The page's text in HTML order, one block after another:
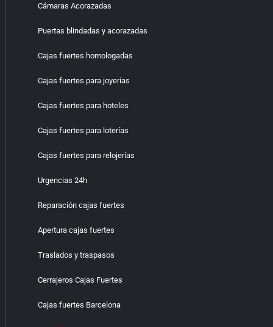
Cámaras Acorazadas
Puertas blindadas y acorazadas
Cajas fuertes homologadas
Cajas fuertes para joyerías
Cajas fuertes para hoteles
Cajas fuertes para loterías
Cajas fuertes para relojerías
Urgencias 24h
Reparación cajas fuertes
Apertura cajas fuertes
Traslados y traspasos
Cerrajeros Cajas Fuertes
Cajas fuertes Barcelona